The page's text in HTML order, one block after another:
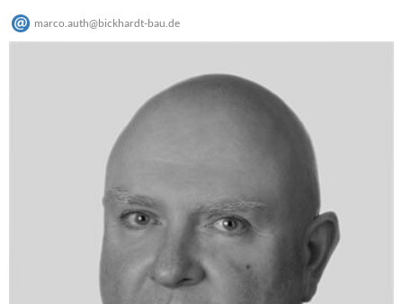
marco.auth@bickhardt-bau de